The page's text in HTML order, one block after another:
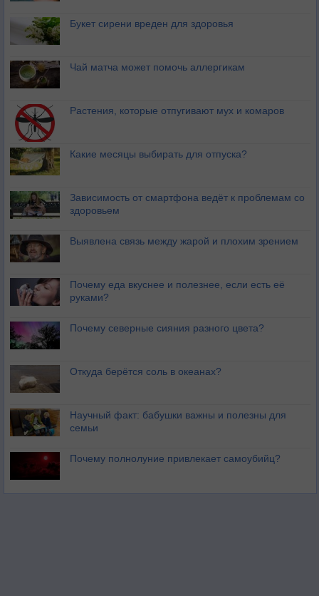
Букет сирени вреден для здоровья
Чай матча может помочь аллергикам
Растения, которые отпугивают мух и комаров
Какие месяцы выбирать для отпуска?
Зависимость от смартфона ведёт к проблемам со
здоровьем
Выявлена связь между жарой и плохим зрением
Почему еда вкуснее и полезнее, если есть её
руками?
Почему северные сияния разного цвета?
Откуда берётся соль в океанах?
Научный факт: бабушки важны и полезны для
семьи
Почему полнолуние привлекает самоубийц?